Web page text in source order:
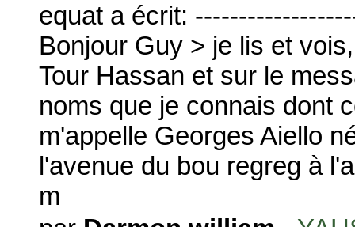
equat a écrit:
Bonjour Guy > je lis et
Tour Hassan et sur le
noms que je connais dont
m'appelle Georges Aiello
l'avenue du bou regreg à
m